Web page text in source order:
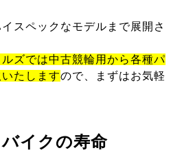
スペックなモデルまで展開さ
ズでは中古競輪用から各種パ
たしますので、まずはお気軽
イクの寿命